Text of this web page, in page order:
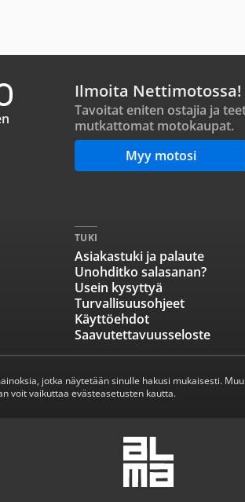
Ilmoita Nettimotossa!
Tavoitat eniten ostajia ja
mutkattomat motokaupat.
Myy motosi
TUKI
Asiakastuki ja palaute
Unohditko salasanan?
Usein kysyttyä
Turvallisuusohjeet
Käyttöehdot
Saavutettavuusseloste
jotka näytetään sinulle hakusi mukaisesti.
voit vaikuttaa evästeasetusten kautta.